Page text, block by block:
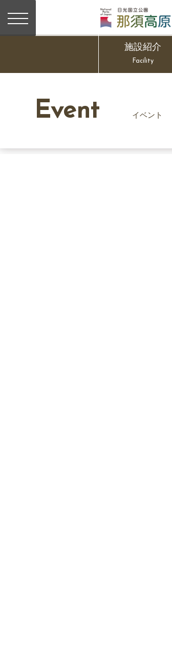
施設紹介
Facility
Event イベント